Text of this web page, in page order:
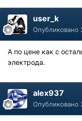
user_k
Опубликовано
А по цене как с
электрода.
alex937
Опубликовано